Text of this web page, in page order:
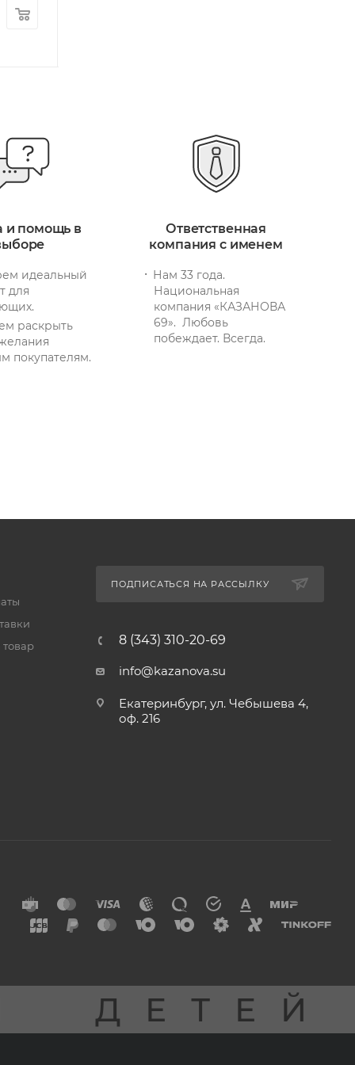
и помощь в
идеальный
для
раскрыть
покупателям.
Ответственная
компания с именем
Нам 33 года.
Национальная
компания «КАЗАНОВА
69». Любовь
побеждает. Всегда.
товар
ПОДПИСАТЬСЯ НА РАССЫЛКУ
8 (343) 310-20-69
info@kazanova.su
Екатеринбург, ул. Чебышева 4,
оф. 216
ДЕТЕЙ